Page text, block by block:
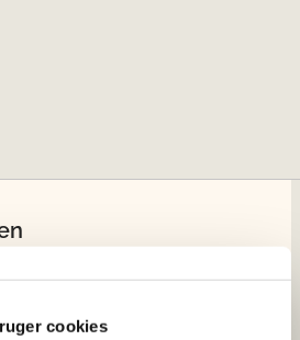
cookies
til bord med fokus på